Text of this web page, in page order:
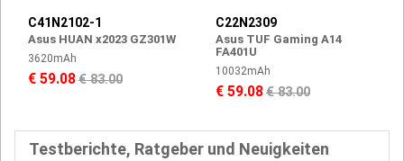
C41N2102-1
Asus HUAN x2023 GZ301W
3620mAh
€ 59.08€ 83.00
C22N2309
Asus TUF Gaming A14
FA401U
10032mAh
€ 59.08€ 83.00
Testberichte, Ratgeber und Neuigkeiten